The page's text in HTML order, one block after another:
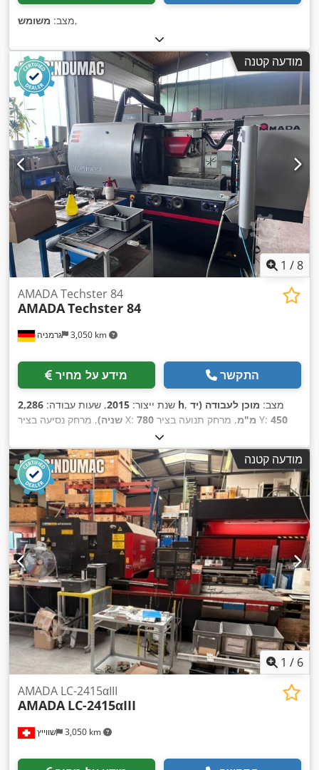
מצב: משומש ,
מודעה קטנה
1 /8
גרמניה 3,050 km
AMADA Techster 84
AMADATechster 84
מידע על מחיר התקשר
שנת ייצור: 2015, שעות עבודה: 2,286 h , מצב: מוכן לעבודה (יד
שניה) , מרחק נסיעה בציר X: 780 מ"מ , מרחק תנועה בציר Y: 450
כולל:5,000 ק"ג , הספק מנוע הציר:7,500 וואט , אורך שולחן:700
מ"מ, רוחב שולחן:400 מ"מ , מספר צירים:3 , מודעה קטנה
1 / 6
שווייץ 3,050 km
AMADA LC-2415αIII
AMADA LC-2415αIII